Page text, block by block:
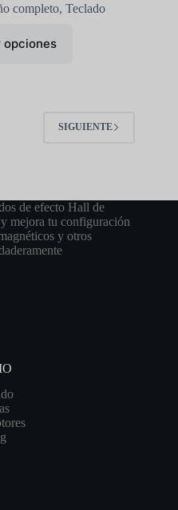
completo, Teclado
opciones
SIGUIENTE
de efecto Hall de
mejora tu configuración
y otros